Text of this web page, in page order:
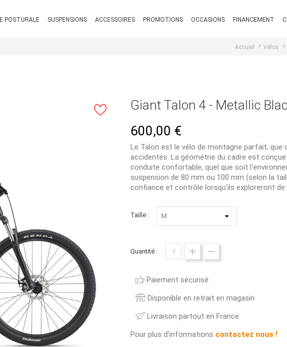
POSTURALE SUSPENSIONS ACCESSOIRES PROMOTIONS OCCASIONS FINANCEMENT
Accueil Vélos
Giant Talon 4 - Metallic
600,00 €
Le Talon est le vélo de montagne parfait,
accidentés. La géométrie du cadre est
conduite confortable, quel que soit
suspension de 80 mm ou 100 mm (selon la
confiance et contrôle lorsqu'ils exploreront de
Taille :
Quantité :
Paiement sécurisé
Disponible en retrait en magasin
Livraison partout en France
Pour plus d'informations contactez nous !